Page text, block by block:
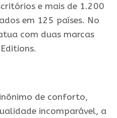
e mais de 1.200
em 125 países. No
com duas marcas
de conforto,
incomparável, a